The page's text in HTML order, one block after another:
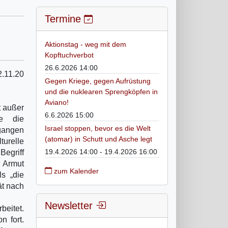
außer
die
Armut
„die
nach
fort.
Termine
Aktionstag - weg mit dem
Kopftuchverbot
26.6.2026 14:00
Gegen Kriege, gegen Aufrüstung
und die nuklearen Sprengköpfen in
Aviano!
6.6.2026 15:00
Israel stoppen, bevor es die Welt
(atomar) in Schutt und Asche legt
19.4.2026 14:00 - 19.4.2026 16:00
zum Kalender
Newsletter